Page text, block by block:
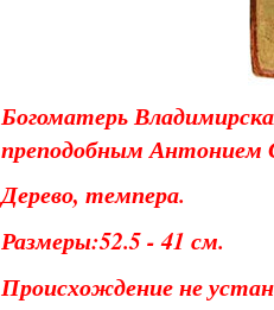
Богоматерь
преподобным Антонием
Дерево, темпера.
Размеры:52.5 - 41 см.
Происхождение не